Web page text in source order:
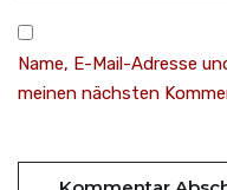
Name, E-Mail-Adresse
meinen nächsten